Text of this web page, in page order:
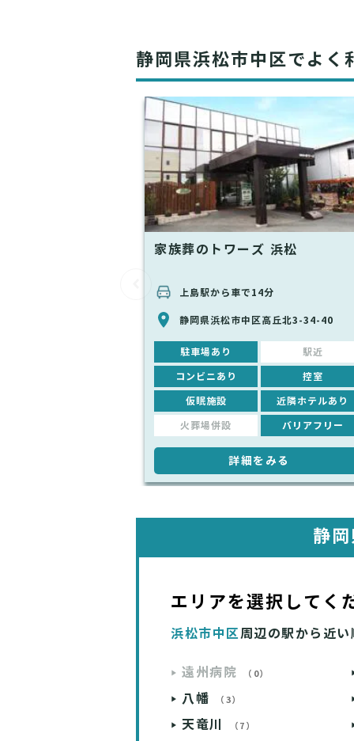
静岡県浜松市中区でよく
家族葬のトワーズ 浜松
上島駅から車で14分
静岡県浜松市中区高丘北3-34-40
駐車場あり 駅近
コンビニあり 控室
仮眠施設 近隣ホテルあり
火葬場併設 バリアフリー
詳細をみる
静
エリアを選択してく
浜松市中区周辺の駅から近い
遠州病院 （0）
八幡 （3）
天竜川 （7）